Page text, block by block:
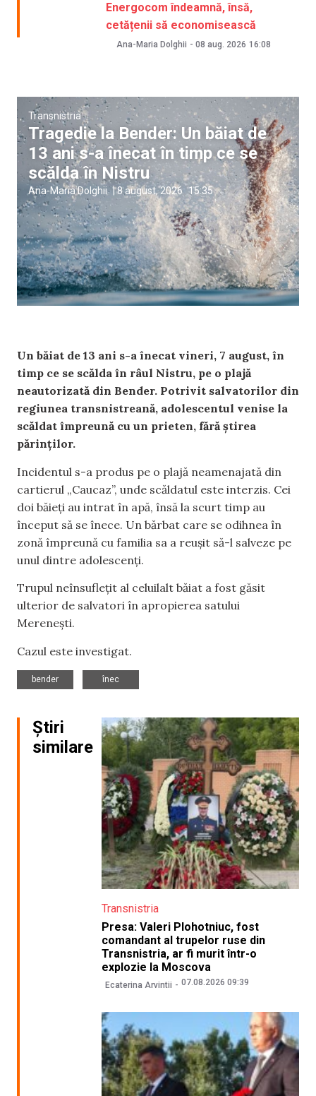
Energocom îndeamnă, însă,
cetățenii să economisească
Ana-Maria Dolghii - 08 aug. 2026 16:08
Transnistria
Tragedie la Bender: Un băiat de
13 ani s-a înecat în timp ce se
scălda în Nistru
Ana-Maria Dolghii |8 august, 2026 15:35
Un băiat de 13 ani s-a înecat vineri, 7 august, în
timp ce se scălda în râul Nistru, pe o plajă
neautorizată din Bender. Potrivit salvatorilor din
regiunea transnistreană, adolescentul venise la
scăldat împreună cu un prieten, fără știrea
părinților.
Incidentul s-a produs pe o plajă neamenajată din
cartierul „Caucaz”, unde scăldatul este interzis. Cei
doi băieți au intrat în apă, însă la scurt timp au
început să se înece. Un bărbat care se odihnea în
zonă împreună cu familia sa a reușit să-l salveze pe
unul dintre adolescenți.
Trupul neînsuflețit al celuilalt băiat a fost găsit
ulterior de salvatori în apropierea satului
Merenești.
Cazul este investigat.
bender
înec
Știri
similare
Transnistria
Presa: Valeri Plohotniuc, fost
comandant al trupelor ruse din
Transnistria, ar fi murit într-o
explozie la Moscova
Ecaterina Arvintii 07.08.2026 09:39